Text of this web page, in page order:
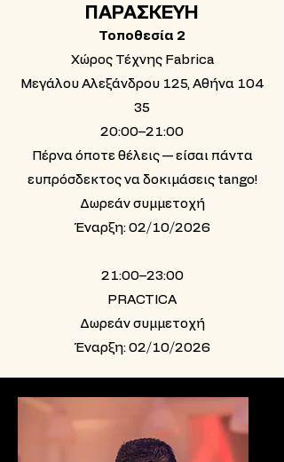
ΠΑΡΑΣΚΕΥΗ
Τοποθεσία 2
Χώρος Τέχνης Fabrica
Μεγάλου Αλεξάνδρου 125, Αθήνα 104
35
20:00–21:00
Πέρνα όποτε θέλεις — είσαι πάντα
ευπρόσδεκτος να δοκιμάσεις tango!
Δωρεάν συμμετοχή
Έναρξη: 02/10/2026
21:00–23:00
PRACTICA
Δωρεάν συμμετοχή
Έναρξη: 02/10/2026